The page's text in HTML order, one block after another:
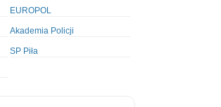
EUROPOL
Akademia Policji
SP Piła